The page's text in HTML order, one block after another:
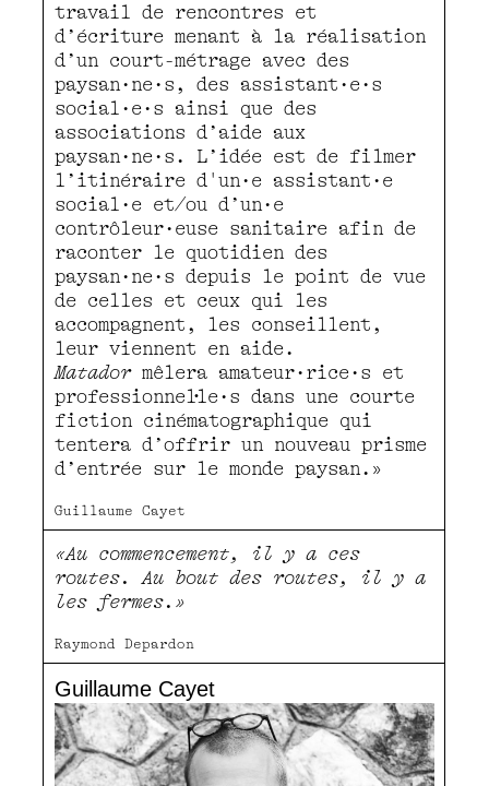
travail de rencontres et
d’écriture menant à la réalisation
d’un court-métrage avec des
paysan·ne·s, des assistant·e·s
social·e·s ainsi que des
associations d’aide aux
paysan·ne·s. L’idée est de filmer
l’itinéraire d'un·e assistant·e
social·e et/ou d’un·e
contrôleur·euse sanitaire afin de
raconter le quotidien des
paysan·ne·s depuis le point de vue
de celles et ceux qui les
accompagnent, les conseillent,
leur viennent en aide.
Matadormêlera amateur·rice·s et
professionnel·le·s dans une courte
fiction cinématographique qui
tentera d’offrir un nouveau prisme
d’entrée sur le monde paysan.»
Guillaume Cayet
«Au commencement, il y a ces
routes. Au bout des routes, il y a
les fermes.»
Raymond Depardon
Guillaume Cayet